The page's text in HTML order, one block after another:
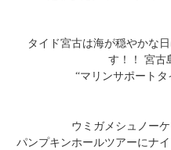
タイド宮古は海が穏やかな
す！！ 宮古
“マリンサポート
ウミガメシュノー
パンプキンホールツアーにナ